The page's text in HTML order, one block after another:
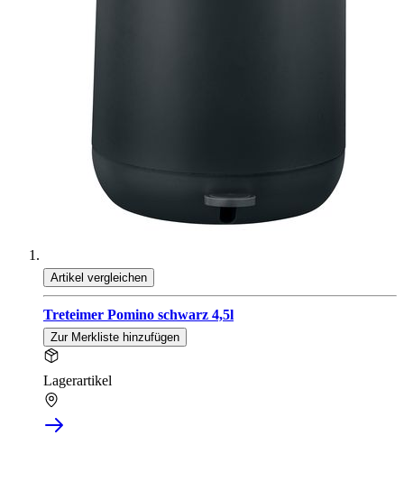
Artikel vergleichen
Treteimer Pomino schwarz 4,5l
Zur Merkliste hinzufügen
Lagerartikel